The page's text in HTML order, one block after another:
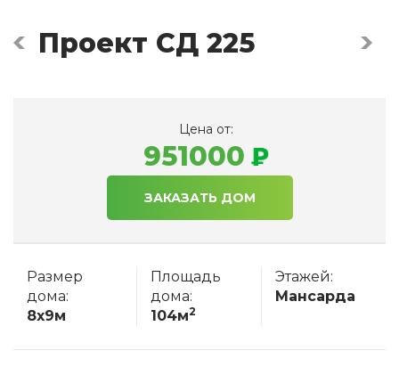
Проект СД 225
Цена от:
951000
ЗАКАЗАТЬ ДОМ
Размер
дома:
8x9м
Площадь
дома:
104м2
Этажей:
Мансарда